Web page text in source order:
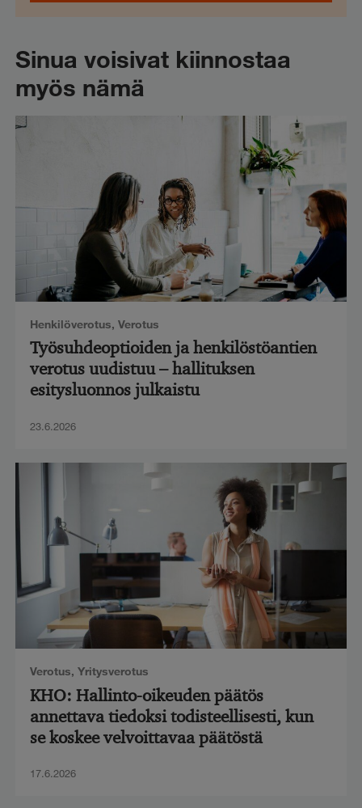
Sinua voisivat kiinnostaa
myös nämä
Henkilöverotus, Verotus
Työsuhdeoptioiden ja henkilöstöantien
verotus uudistuu – hallituksen
esitysluonnos julkaistu
23.6.2026
Verotus, Yritysverotus
KHO: Hallinto-oikeuden päätös
annettava tiedoksi todisteellisesti, kun
se koskee velvoittavaa päätöstä
17.6.2026